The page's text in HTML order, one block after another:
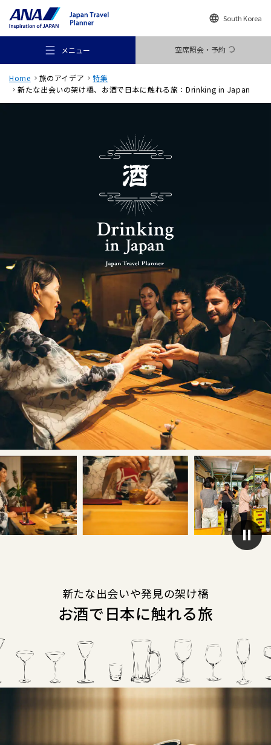
South Korea
メニュー 空席照会・予約
旅のお役立ち情報
ANA サービス
閉じる
Home 旅のアイデア
特集
新たな出会いの架け橋、お酒で日本に触れる旅：Drinking in Japan
新たな出会いや発見の架け橋
お酒で日本に触れる旅